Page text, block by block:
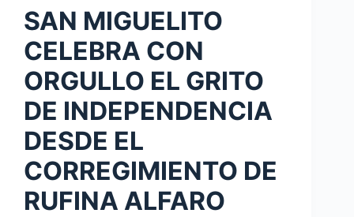
SAN MIGUELITO
CELEBRA CON
ORGULLO EL GRITO
DE INDEPENDENCIA
DESDE EL
CORREGIMIENTO DE
RUFINA ALFARO